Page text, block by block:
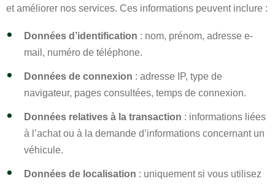
et améliorer nos services. Ces informations peuvent inclure :
Données d’identification : nom, prénom, adresse e-
mail, numéro de téléphone.
Données de connexion : adresse IP, type de
navigateur, pages consultées, temps de connexion.
Données relatives à la transaction : informations liées
à l’achat ou à la demande d’informations concernant un
véhicule.
Données de localisation : uniquement si vous utilisez